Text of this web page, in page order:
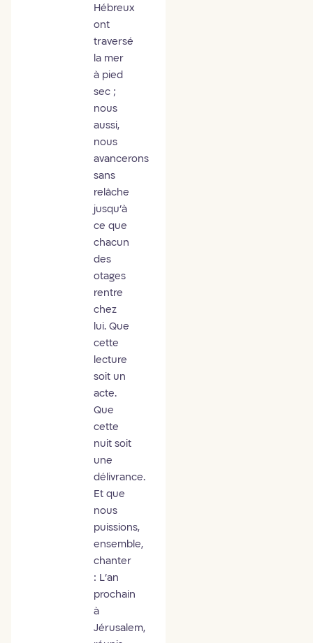
Hébreux
ont
traversé
la mer
à pied
sec ;
nous
aussi,
nous
avancerons
sans
relâche
jusqu’à
ce que
chacun
des
otages
rentre
chez
lui. Que
cette
lecture
soit un
acte.
Que
cette
nuit soit
une
délivrance.
Et que
nous
puissions,
ensemble,
chanter
: L’an
prochain
Jérusalem,